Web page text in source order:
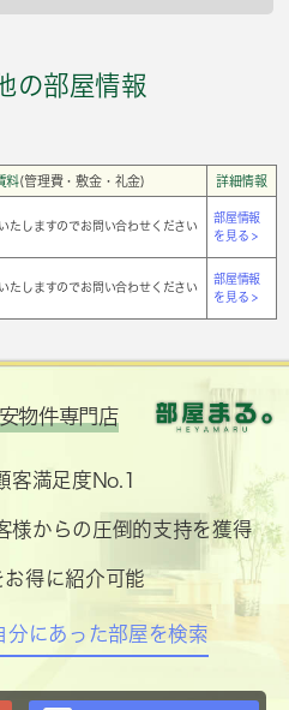
の部屋情報
料(管理費・敷金・礼金) 詳細情報
たしますのでお問い合わせください
部屋情報
を見る >
たしますのでお問い合わせください
部屋情報
を見る >
物件専門店
客満足度No.1
様からの圧倒的支持を獲得
得に紹介可能
分にあった部屋を検索